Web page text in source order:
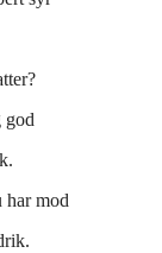
god
mod